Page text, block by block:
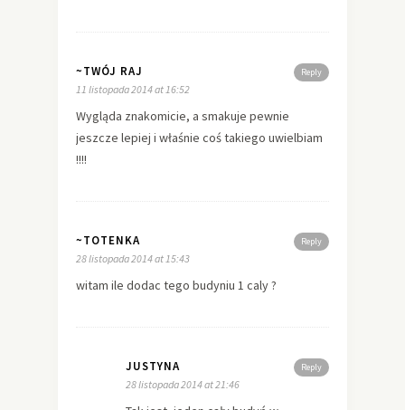
Reply
~TWÓJ RAJ
11 listopada 2014 at 16:52
Wygląda znakomicie, a smakuje pewnie
jeszcze lepiej i właśnie coś takiego uwielbiam
!!!!
Reply
~TOTENKA
28 listopada 2014 at 15:43
witam ile dodac tego budyniu 1 caly ?
Reply
JUSTYNA
28 listopada 2014 at 21:46